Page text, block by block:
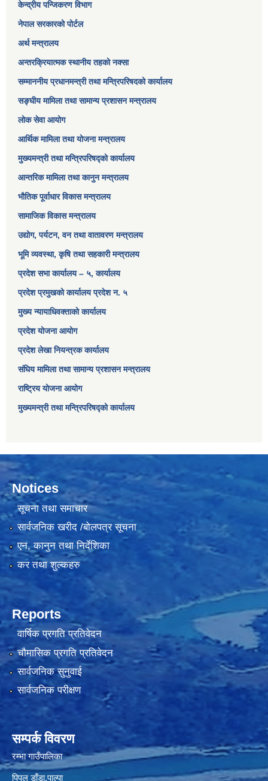
केन्द्रीय पन्जिकरण विभाग
नेपाल सरकारको पोर्टल
अर्थ मन्त्रालय
अन्तरक्रियात्मक स्थानीय तहको नक्सा
सम्माननीय प्रधानमन्त्री तथा मन्त्रिपरिषद‌को कार्यालय
सङ्‍घीय मामिला तथा सामान्य प्रशासन मन्त्रालय
लोक सेवा आयोग
आर्थिक मामिला तथा योजना मन्त्रालय​
मुख्यमन्त्री तथा मन्त्रिपरिषद्को कार्यालय
आन्तरिक मामिला तथा कानुन मन्त्रालय
भौतिक पूर्वाधार विकास मन्त्रालय
सामाजिक विकास मन्त्रालय
उद्योग, पर्यटन, वन तथा वातावरण मन्त्रालय
भूमि व्यवस्था, कृषि तथा सहकारी मन्त्रालय
प्रदेश सभा कार्यालय – ५, कार्यालय
प्रदेश प्रमुखको कार्यालय प्रदेश न. ५
मुख्य न्यायाधिवक्ताको कार्यालय
प्रदेश योजना आयोग
प्रदेश लेखा नियन्त्रक कार्यालय
संघिय मामिला तथा सामान्य प्रशासन मन्त्रालय
राष्ट्रिय योजना आयोग
मुख्यमन्त्री तथा मन्त्रिपरिषद्को कार्यालय
Notices
सूचना तथा समाचार
सार्वजनिक खरीद /बोलपत्र सूचना
एन, कानुन तथा निर्देशिका
कर तथा शुल्कहरु
Reports
वार्षिक प्रगति प्रतिवेदन
चौमासिक प्रगति प्रतिवेदन
सार्वजनिक सुनुवाई
सार्वजनिक परीक्षण
सम्पर्क विवरण
रम्भा गाउँपालिका
पिपल डाँडा,पाल्पा